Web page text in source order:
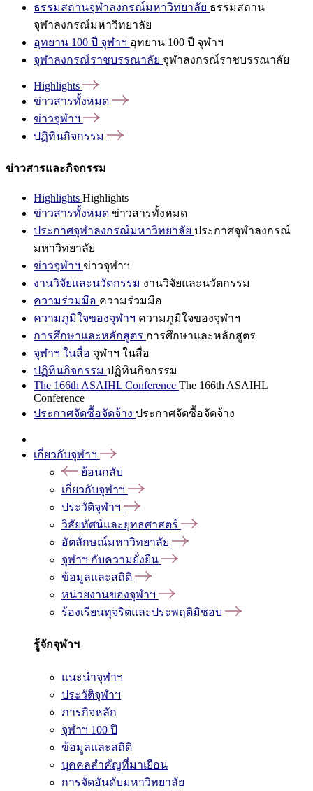
ธรรมสถานจุฬาลงกรณ์มหาวิทยาลัย ธรรมสถาน
จุฬาลงกรณ์มหาวิทยาลัย
อุทยาน 100 ปี จุฬาฯ อุทยาน 100 ปี จุฬาฯ
จุฬาลงกรณ์ราชบรรณาลัย จุฬาลงกรณ์ราชบรรณาลัย
Highlights
ข่าวสารทั้งหมด
ข่าวจุฬาฯ
ปฏิทินกิจกรรม
ข่าวสารและกิจกรรม
Highlights Highlights
ข่าวสารทั้งหมด ข่าวสารทั้งหมด
ประกาศจุฬาลงกรณ์มหาวิทยาลัย ประกาศจุฬาลงกรณ์
มหาวิทยาลัย
ข่าวจุฬาฯ ข่าวจุฬาฯ
งานวิจัยและนวัตกรรม งานวิจัยและนวัตกรรม
ความร่วมมือ ความร่วมมือ
ความภูมิใจของจุฬาฯ ความภูมิใจของจุฬาฯ
การศึกษาและหลักสูตร การศึกษาและหลักสูตร
จุฬาฯ ในสื่อ จุฬาฯ ในสื่อ
ปฏิทินกิจกรรม ปฏิทินกิจกรรม
The 166th ASAIHL Conference The 166th ASAIHL
Conference
ประกาศจัดซื้อจัดจ้าง ประกาศจัดซื้อจัดจ้าง
เกี่ยวกับจุฬาฯ
ย้อนกลับ
เกี่ยวกับจุฬาฯ
ประวัติจุฬาฯ
วิสัยทัศน์และยุทธศาสตร์
อัตลักษณ์มหาวิทยาลัย
จุฬาฯ กับความยั่งยืน
ข้อมูลและสถิติ
หน่วยงานของจุฬาฯ
ร้องเรียนทุจริตและประพฤติมิชอบ
รู้จักจุฬาฯ
แนะนำจุฬาฯ
ประวัติจุฬาฯ
ภารกิจหลัก
จุฬาฯ 100 ปี
ข้อมูลและสถิติ
บุคคลสำคัญที่มาเยือน
การจัดอันดับมหาวิทยาลัย